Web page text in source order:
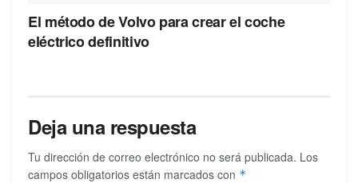
El método de Volvo para crear el coche
eléctrico definitivo
Deja una respuesta
Tu dirección de correo electrónico no será publicada. Los
campos obligatorios están marcados con *